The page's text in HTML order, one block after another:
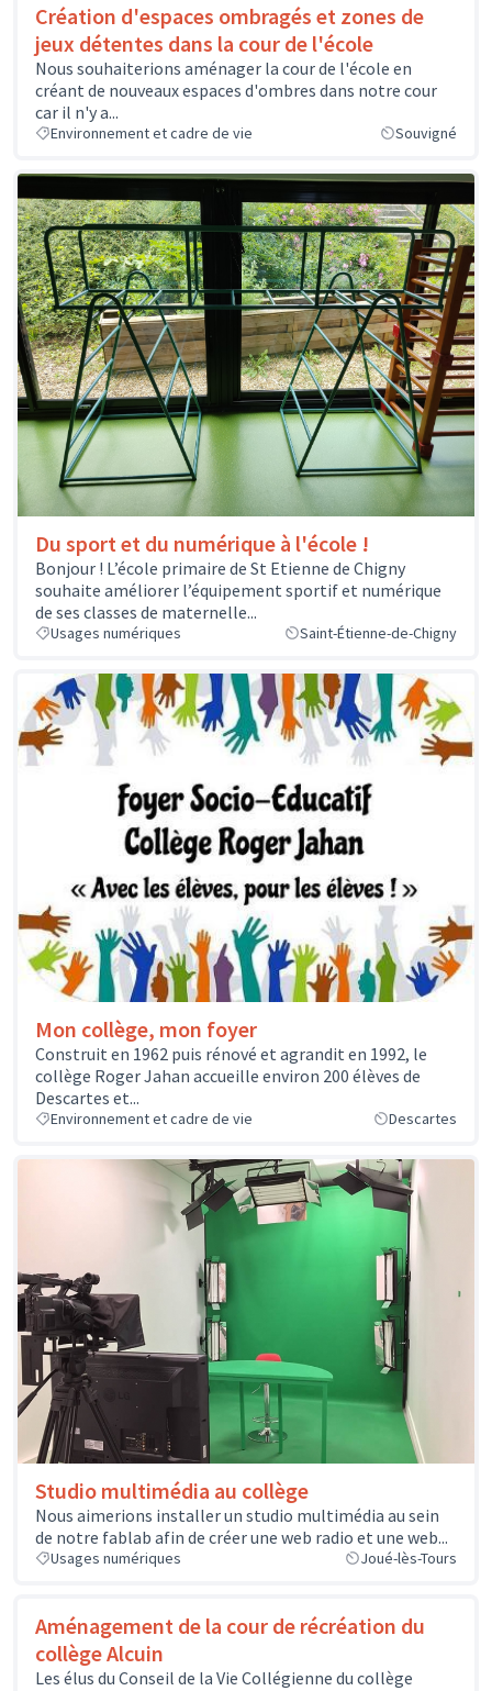
Création d'espaces ombragés et zones de
jeux détentes dans la cour de l'école
Nous souhaiterions aménager la cour de l'école en
créant de nouveaux espaces d'ombres dans notre cour
car il n'y a...
Environnement et cadre de vie Souvigné
Du sport et du numérique à l'école !
Bonjour ! L’école primaire de St Etienne de Chigny
souhaite améliorer l’équipement sportif et numérique
de ses classes de maternelle...
Usages numériques Saint-Étienne-de-Chigny
Mon collège, mon foyer
Construit en 1962 puis rénové et agrandit en 1992, le
collège Roger Jahan accueille environ 200 élèves de
Descartes et...
Environnement et cadre de vie Descartes
Studio multimédia au collège
Nous aimerions installer un studio multimédia au sein
de notre fablab afin de créer une web radio et une web...
Usages numériques Joué-lès-Tours
Aménagement de la cour de récréation du
collège Alcuin
Les élus du Conseil de la Vie Collégienne du collège